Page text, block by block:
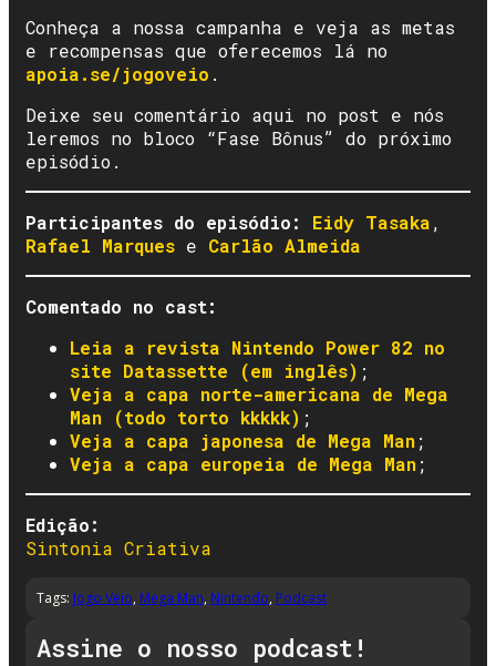
Conheça a nossa campanha e veja as metas
e recompensas que oferecemos lá no
apoia.se/jogoveio .
Deixe seu comentário aqui no post e nós
leremos no bloco “Fase Bônus” do próximo
episódio.
Participantes do episódio: Eidy Tasaka,
Rafael Marques e Carlão Almeida
Comentado no cast:
Leia a revista Nintendo Power 82 no
site Datassette (em inglês) ;
Veja a capa norte-americana de Mega
Man (todo torto kkkkk) ;
Veja a capa japonesa de Mega Man;
Veja a capa europeia de Mega Man;
Edição:
Sintonia Criativa
Tags: Jogo Veio, Mega Man, Nintendo, Podcast
Assine o nosso podcast!